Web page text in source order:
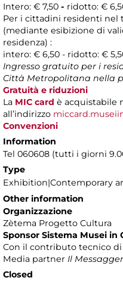
Intero: € 7,50 - ridotto: €
Per i cittadini residenti nel
(mediante esibizione di
residenza) :
intero: € 6,50 - ridotto: €
Ingresso gratuito per i
Città Metropolitana nella
Gratuità e riduzioni
La MIC card è acquistabile
all’indirizzo
Convenzioni
Information
Tel 060608 (tutti i giorni
Type
Exhibition|Contemporary
Other information
Organizzazione
Zètema Progetto Cultura
Sponsor Sistema Musei in
Con il contributo tecnico di
Media partner Il
Closed